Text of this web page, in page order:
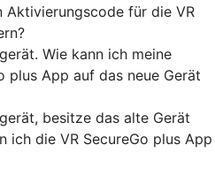
Aktivierungscode für die VR
Wie kann ich meine
plus App auf das neue Gerät
besitze das alte Gerät
ich die VR SecureGo plus App